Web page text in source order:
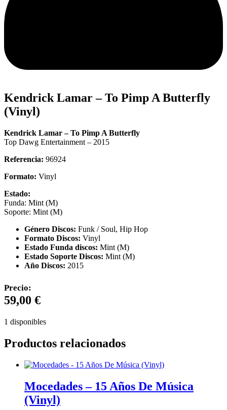
Kendrick Lamar – To Pimp A Butterfly
(Vinyl)
Kendrick Lamar – To Pimp A Butterfly
Top Dawg Entertainment – 2015
Referencia: 96924
Formato: Vinyl
Estado:
Funda: Mint (M)
Soporte: Mint (M)
Género Discos: Funk / Soul, Hip Hop
Formato Discos: Vinyl
Estado Funda discos: Mint (M)
Estado Soporte Discos: Mint (M)
Año Discos: 2015
Precio:
59,00 €
1 disponibles
Productos relacionados
Mocedades – 15 Años De Música
(Vinyl)